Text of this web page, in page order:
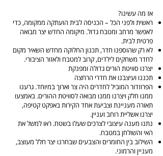
אז מה עשינו?
ראשית ולפני הכל – הכניסה לבית הועתקה ממקומה, כדי
לאפשר מרחב ומטבח גדול. מיקומה החדש יצר מבואה
פרטית לבית.
לא רק שהוספנו חדר, תכנון החלוקה מחדש השאיר מקום
לחדר משחקים לילדים, קרוב למטבח ולאזור הציבורי.
יצרנו סוויטת הורים גדולה ומפנקת
תכננו ועיצבנו את חדרי הרחצה
הפרוזדור המוביל לחדרים היה צר וארוך במיוחד. גרענו
ממנו חלק ויצרנו ממנו מבואה לסוויטת ההורים. באמצעו
תאורה מעניינת וצביעת אחד הקירות באפקט קטיפה,
יצרנו אשליית רוחב ועניין.
נתנו מענה עיצובי לצרכים שעלו בשטח. ראו למשל את
האי והשולחן במטבח.
השילוב בין החומרים והצבעים שבחרנו יצר חלל מעוצב,
מעניין והרמוני.